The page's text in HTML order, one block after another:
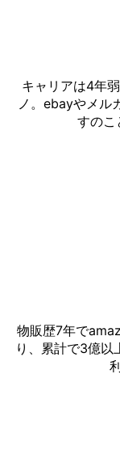
キャリアは4年
ノ。ebayやメル
すのこ
物販歴7年で
り、累計で3億以